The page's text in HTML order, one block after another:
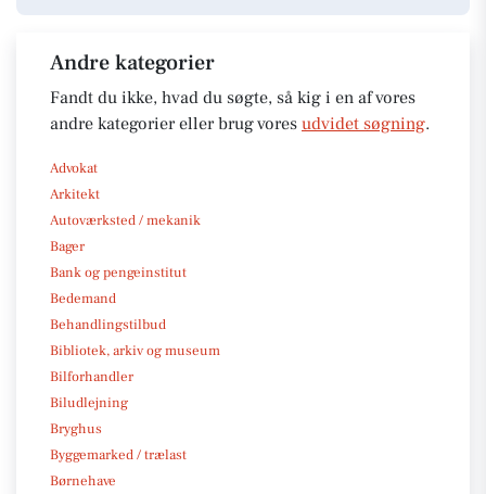
Andre kategorier
Fandt du ikke, hvad du søgte, så kig i en af vores
andre kategorier eller brug vores udvidet søgning.
Advokat
Arkitekt
Autoværksted / mekanik
Bager
Bank og pengeinstitut
Bedemand
Behandlingstilbud
Bibliotek, arkiv og museum
Bilforhandler
Biludlejning
Bryghus
Byggemarked / trælast
Børnehave